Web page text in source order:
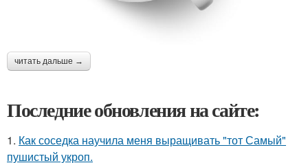
читать дальше →
Последние обновления на сайте:
1. Как соседка научила меня выращивать "тот Самый"
пушистый укроп.